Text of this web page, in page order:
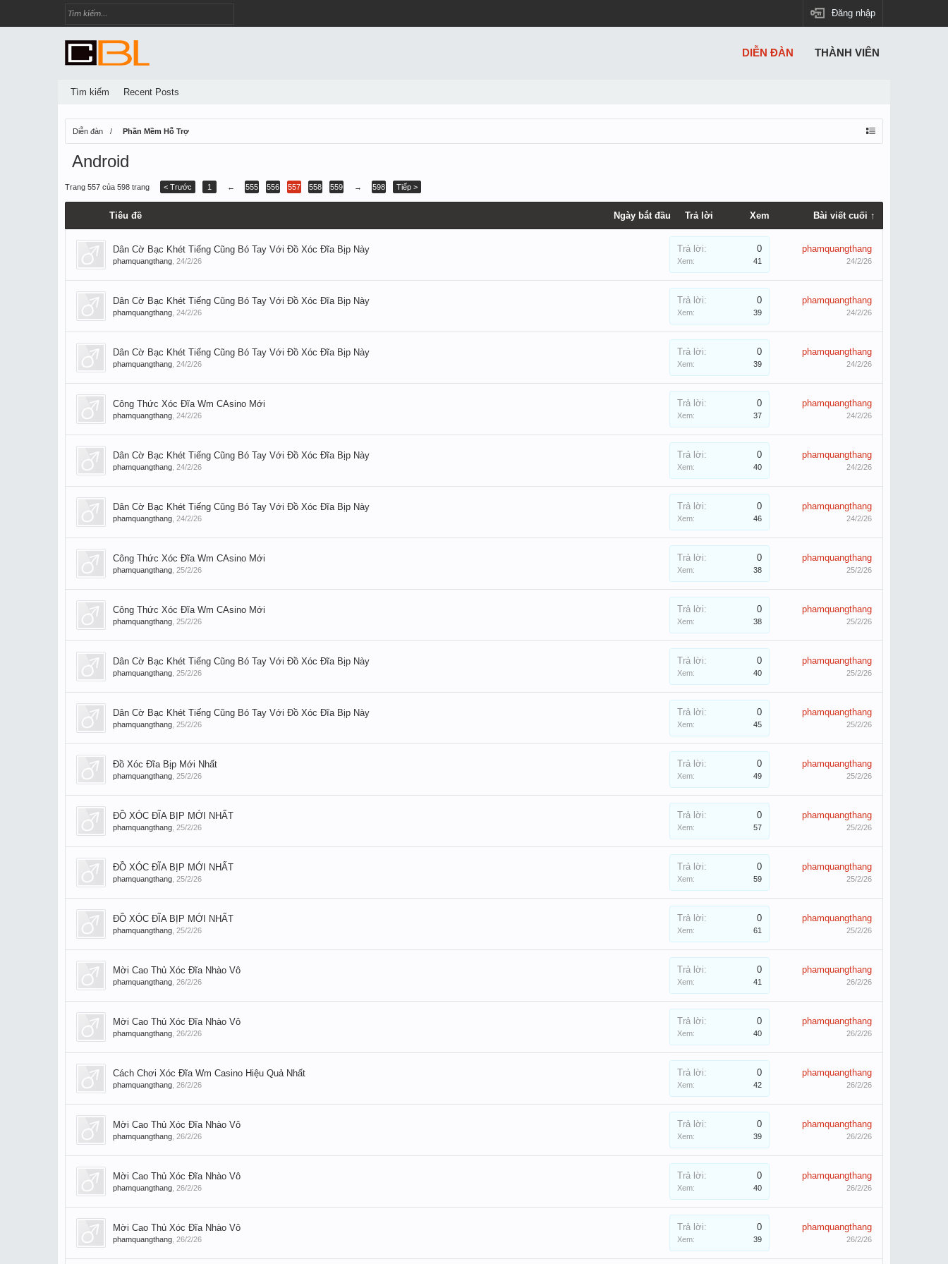
Đăng nhập
Diễn đàn Phần Mềm Hỗ Trợ
Android
Trang 557 của 598 trang < Trước 1 ← 555 556 557 558 559 → 598 Tiếp >
Tiêu đề Ngày bắt đầu Trả lời Xem Bài viết cuối ↑
Dân Cờ Bạc Khét Tiếng Cũng Bó Tay Với Đồ Xóc Đĩa Bịp Này
phamquangthang 24/2/26
Trả lời: 0
Xem: 41
phamquangthang
24/2/26
Dân Cờ Bạc Khét Tiếng Cũng Bó Tay Với Đồ Xóc Đĩa Bịp Này
phamquangthang 24/2/26
Trả lời: 0
Xem: 39
phamquangthang
24/2/26
Dân Cờ Bạc Khét Tiếng Cũng Bó Tay Với Đồ Xóc Đĩa Bịp Này
phamquangthang 24/2/26
Trả lời: 0
Xem: 39
phamquangthang
24/2/26
Công Thức Xóc Đĩa Wm CAsino Mới
phamquangthang 24/2/26
Trả lời: 0
Xem: 37
phamquangthang
24/2/26
Dân Cờ Bạc Khét Tiếng Cũng Bó Tay Với Đồ Xóc Đĩa Bịp Này
phamquangthang 24/2/26
Trả lời: 0
Xem: 40
phamquangthang
24/2/26
Dân Cờ Bạc Khét Tiếng Cũng Bó Tay Với Đồ Xóc Đĩa Bịp Này
phamquangthang 24/2/26
Trả lời: 0
Xem: 46
phamquangthang
24/2/26
Công Thức Xóc Đĩa Wm CAsino Mới
phamquangthang 25/2/26
Trả lời: 0
Xem: 38
phamquangthang
25/2/26
Công Thức Xóc Đĩa Wm CAsino Mới
phamquangthang 25/2/26
Trả lời: 0
Xem: 38
phamquangthang
25/2/26
Dân Cờ Bạc Khét Tiếng Cũng Bó Tay Với Đồ Xóc Đĩa Bịp Này
phamquangthang 25/2/26
Trả lời: 0
Xem: 40
phamquangthang
25/2/26
Dân Cờ Bạc Khét Tiếng Cũng Bó Tay Với Đồ Xóc Đĩa Bịp Này
phamquangthang 25/2/26
Trả lời: 0
Xem: 45
phamquangthang
25/2/26
Đồ Xóc Đĩa Bịp Mới Nhất
phamquangthang 25/2/26
Trả lời: 0
Xem: 49
phamquangthang
25/2/26
ĐỒ XÓC ĐĨA BỊP MỚI NHẤT
phamquangthang 25/2/26
Trả lời: 0
Xem: 57
phamquangthang
25/2/26
ĐỒ XÓC ĐĨA BỊP MỚI NHẤT
phamquangthang 25/2/26
Trả lời: 0
Xem: 59
phamquangthang
25/2/26
ĐỒ XÓC ĐĨA BỊP MỚI NHẤT
phamquangthang 25/2/26
Trả lời: 0
Xem: 61
phamquangthang
25/2/26
Mời Cao Thủ Xóc Đĩa Nhào Vô
phamquangthang 26/2/26
Trả lời: 0
Xem: 41
phamquangthang
26/2/26
Mời Cao Thủ Xóc Đĩa Nhào Vô
phamquangthang 26/2/26
Trả lời: 0
Xem: 40
phamquangthang
26/2/26
Cách Chơi Xóc Đĩa Wm Casino Hiệu Quả Nhất
phamquangthang 26/2/26
Trả lời: 0
Xem: 42
phamquangthang
26/2/26
Mời Cao Thủ Xóc Đĩa Nhào Vô
phamquangthang 26/2/26
Trả lời: 0
Xem: 39
phamquangthang
26/2/26
Mời Cao Thủ Xóc Đĩa Nhào Vô
phamquangthang 26/2/26
Trả lời: 0
Xem: 40
phamquangthang
26/2/26
Mời Cao Thủ Xóc Đĩa Nhào Vô
phamquangthang 26/2/26
Trả lời: 0
Xem: 39
phamquangthang
26/2/26
DIỄN ĐÀN
Tìm kiếm Recent Posts
THÀNH VIÊN